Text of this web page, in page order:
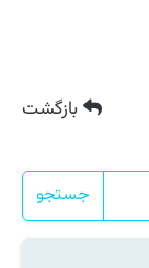
بازگشت
جستجو